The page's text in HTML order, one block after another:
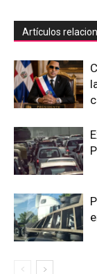
Artículos